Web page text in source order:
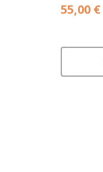
55,00 €